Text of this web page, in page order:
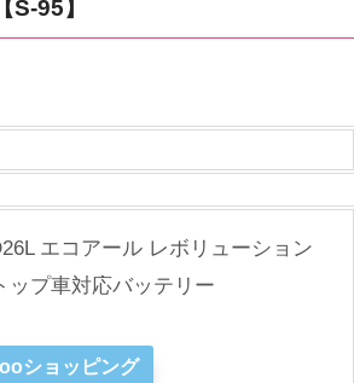
95】
エコアール レボリューション
ップ車対応バッテリー
ショッピング